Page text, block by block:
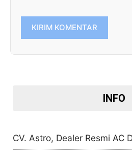
INFO
CV. Astro, Dealer Resmi AC